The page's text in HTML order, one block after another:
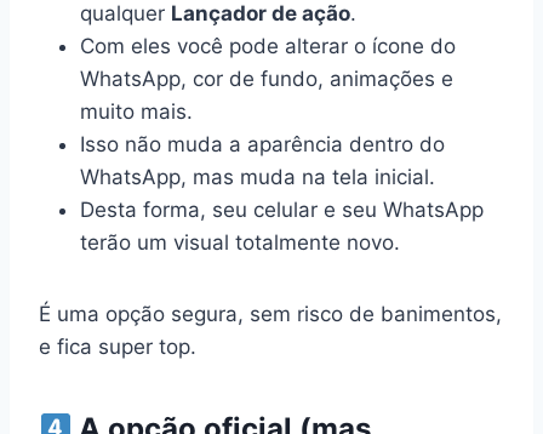
qualquer Lançador de ação.
Com eles você pode alterar o ícone do
WhatsApp, cor de fundo, animações e
muito mais.
Isso não muda a aparência dentro do
WhatsApp, mas muda na tela inicial.
Desta forma, seu celular e seu WhatsApp
terão um visual totalmente novo.
É uma opção segura, sem risco de banimentos,
e fica super top.